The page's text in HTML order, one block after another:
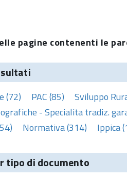
pagine contenenti le
(72) PAC (85) Sviluppo
- Specialita tradiz.
Normativa (314) Ippica
tipo di documento